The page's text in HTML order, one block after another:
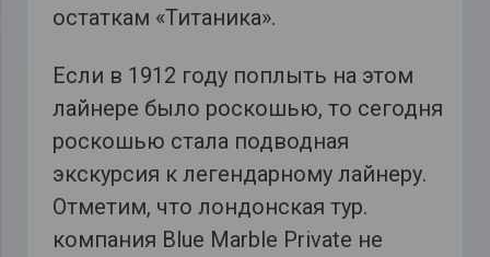
остаткам «Титаника».
Если в 1912 году поплыть на этом
лайнере было роскошью, то сегодня
роскошью стала подводная
экскурсия к легендарному лайнеру.
Отметим, что лондонская тур.
компания Blue Marble Private не